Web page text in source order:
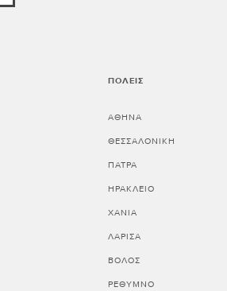
ΠΌΛΕΙΣ
ΑΘΗΝΑ
ΘΕΣΣΑΛΟΝΙΚΗ
ΠΑΤΡΑ
ΗΡΑΚΛΕΙΟ
ΧΑΝΙΑ
ΛΑΡΙΣΑ
ΒΟΛΟΣ
ΡΕΘΥΜΝΟ